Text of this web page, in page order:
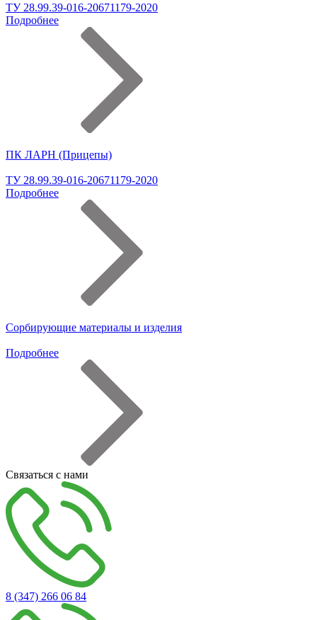
ТУ 28.99.39-016-20671179-2020
Подробнее
ПК ЛАРН (Прицепы)
ТУ 28.99.39-016-20671179-2020
Подробнее
Сорбирующие материалы и изделия
Подробнее
Связаться с нами
8 (347) 266 06 84